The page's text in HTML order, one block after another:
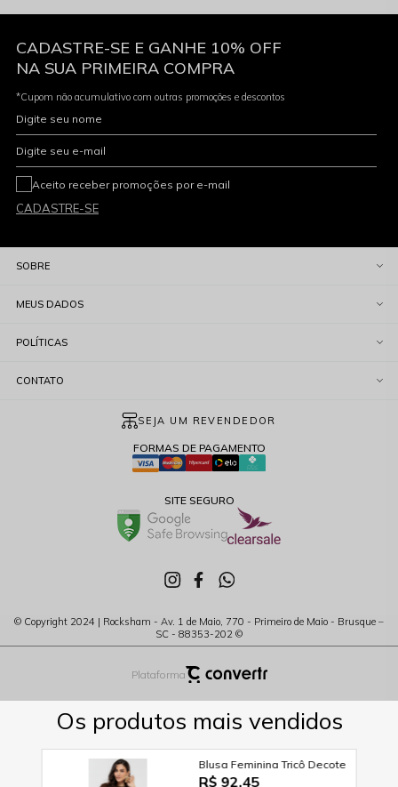
CADASTRE-SE E GANHE 10% OFF
NA SUA PRIMEIRA COMPRA
*Cupom não acumulativo com outras promoções e descontos
Digite seu nome
Digite seu e-mail
CADASTRE-SE
Aceito receber promoções por e-mail
SOBRE
MEUS DADOS
POLÍTICAS
CONTATO
FORMAS DE PAGAMENTO
SITE SEGURO
SEJA UM REVENDEDOR
© Copyright 2024 | Rocksham - Av. 1 de Maio, 770 - Primeiro de Maio - Brusque –
SC - 88353-202 ©
Plataforma